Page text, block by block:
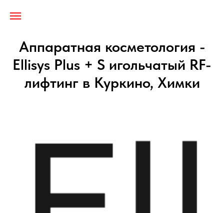
Аппаратная косметология -
Ellisys Plus + S игольчатый RF-
лифтинг в Куркино, Химки